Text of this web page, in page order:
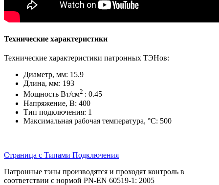
Технические характеристики
Технические характеристики патронных ТЭНов:
Диаметр, мм: 15.9
Длина, мм: 193
Мощность Вт/см2 : 0.45
Напряжение, В: 400
Тип подключения: 1
Максимальная рабочая температура, °С: 500
Страница с Типами Подключения
Патронные тэны производятся и проходят контроль в
соответствии с нормой PN-EN 60519-1: 2005